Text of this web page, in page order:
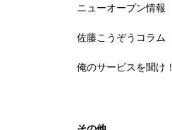
ニューオープン情報
佐藤こうぞうコラム
俺のサービスを聞け！